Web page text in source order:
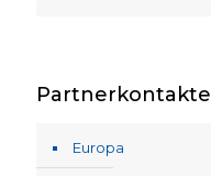
Partnerkontakte
Europa